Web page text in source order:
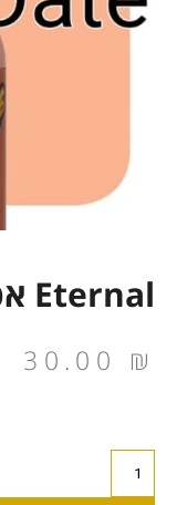
Eternal אפרסק ג'ורגיה 30 מ"ל
30.00 ₪